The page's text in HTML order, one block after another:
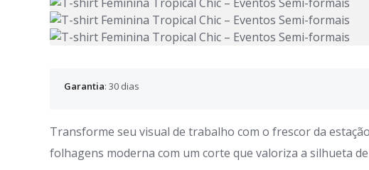
Garantia: 30 dias
Transforme seu visual de trabalho com o frescor da
folhagens moderna com um corte que valoriza a silhueta